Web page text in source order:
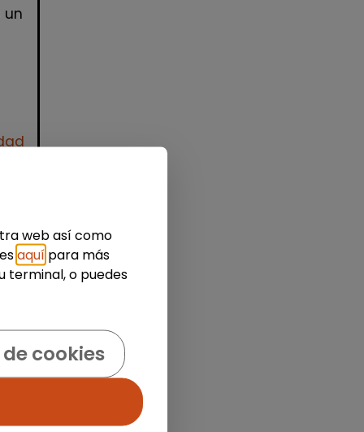
un
web así como
aquí para más
terminal, o puedes
cookies